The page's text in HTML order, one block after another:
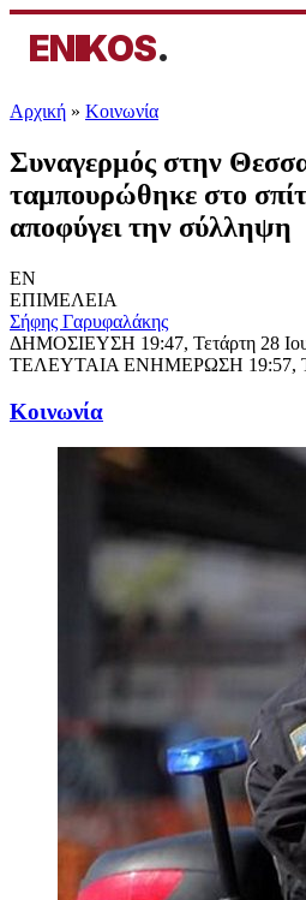
ENIKOS.
Αρχική » Κοινωνία
Συναγερμός στην
ταμπουρώθηκε στο
αποφύγει την σύλληψη
EN
ΕΠΙΜΕΛΕΙΑ
Σήφης Γαρυφαλάκης
ΔΗΜΟΣΙΕΥΣΗ 19:47, Τετάρτη 28
ΤΕΛΕΥΤΑΙΑ ΕΝΗΜΕΡΩΣΗ 19:57,
Κοινωνία